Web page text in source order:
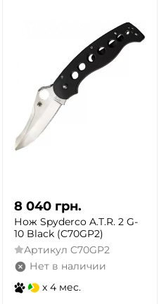
8 040 грн.
Нож Spyderco A.T.R. 2 G-
10 Black (C70GP2)
Артикул C70GP2
Нет в наличии
x 4 мес.